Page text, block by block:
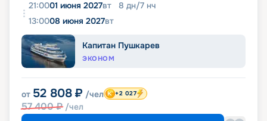
21:0001 июня 2027вт 8 дн/7 нч
13:0008 июня 2027вт
Капитан Пушкарев
ЭКОНОМ
от 52 808 ₽ /чел
57 400₽ /чел
+2 027